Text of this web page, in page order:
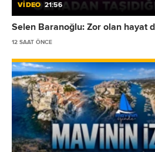
VİDEO 21:56
Selen Baranoğlu: Zor olan hayat
12 SAAT ÖNCE